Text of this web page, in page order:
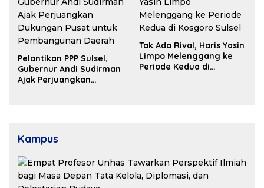
Pelantikan PPP Sulsel,
Gubernur Andi Sudirman
Ajak Perjuangkan
Tak Ada Rival, Haris Yasin
Limpo Melenggang ke
Periode Kedua di
Kampus